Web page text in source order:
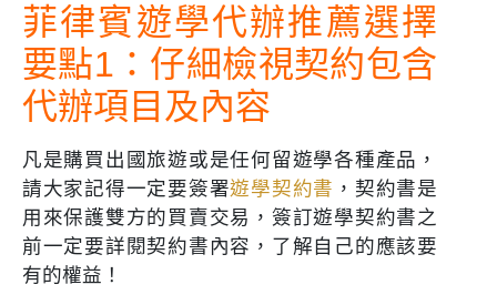
菲律賓遊學代辦推薦選擇
要點1： 仔細檢視契約包含
代辦項目及內容
凡是購買出國旅遊或是任何留遊學各種產品，
請大家記得一定要簽署遊學契約書 ，契約書是
用來保護雙方的買賣交易，簽訂遊學契約書之
前一定要詳閱契約書內容，了解自己的應該要
有的權益！